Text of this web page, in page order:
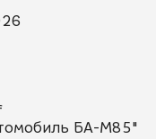
БА-М85"